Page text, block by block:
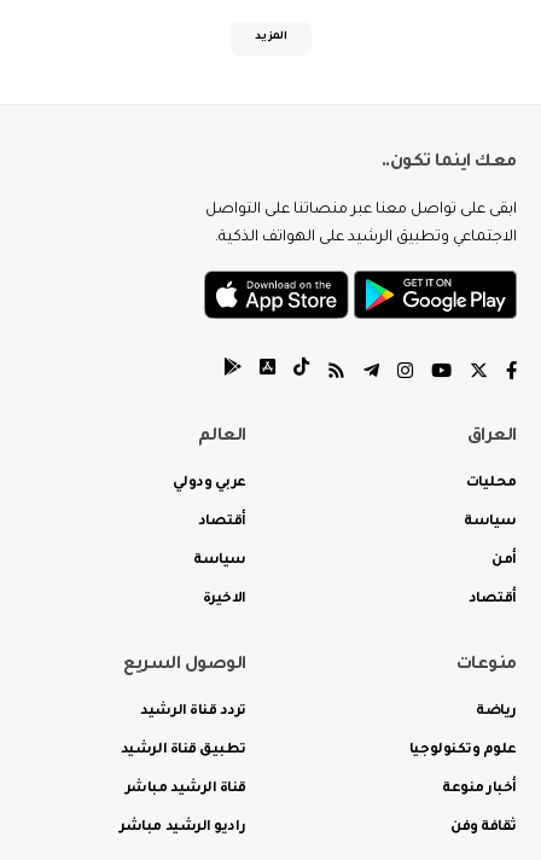
المزيد
معك اينما تكون..
ابقى على تواصل معنا عبر منصاتنا على التواصل
الاجتماعي وتطبيق الرشيد على الهواتف الذكية.
العراق
محليات
سياسة
أمن
أقتصاد
العالم
عربي ودولي
أقتصاد
سياسة
الاخيرة
منوعات
رياضة
علوم وتكنولوجيا
أخبار منوعة
ثقافة وفن
الوصول السريع
تردد قناة الرشيد
تطبيق قناة الرشيد
قناة الرشيد مباشر
راديو الرشيد مباشر